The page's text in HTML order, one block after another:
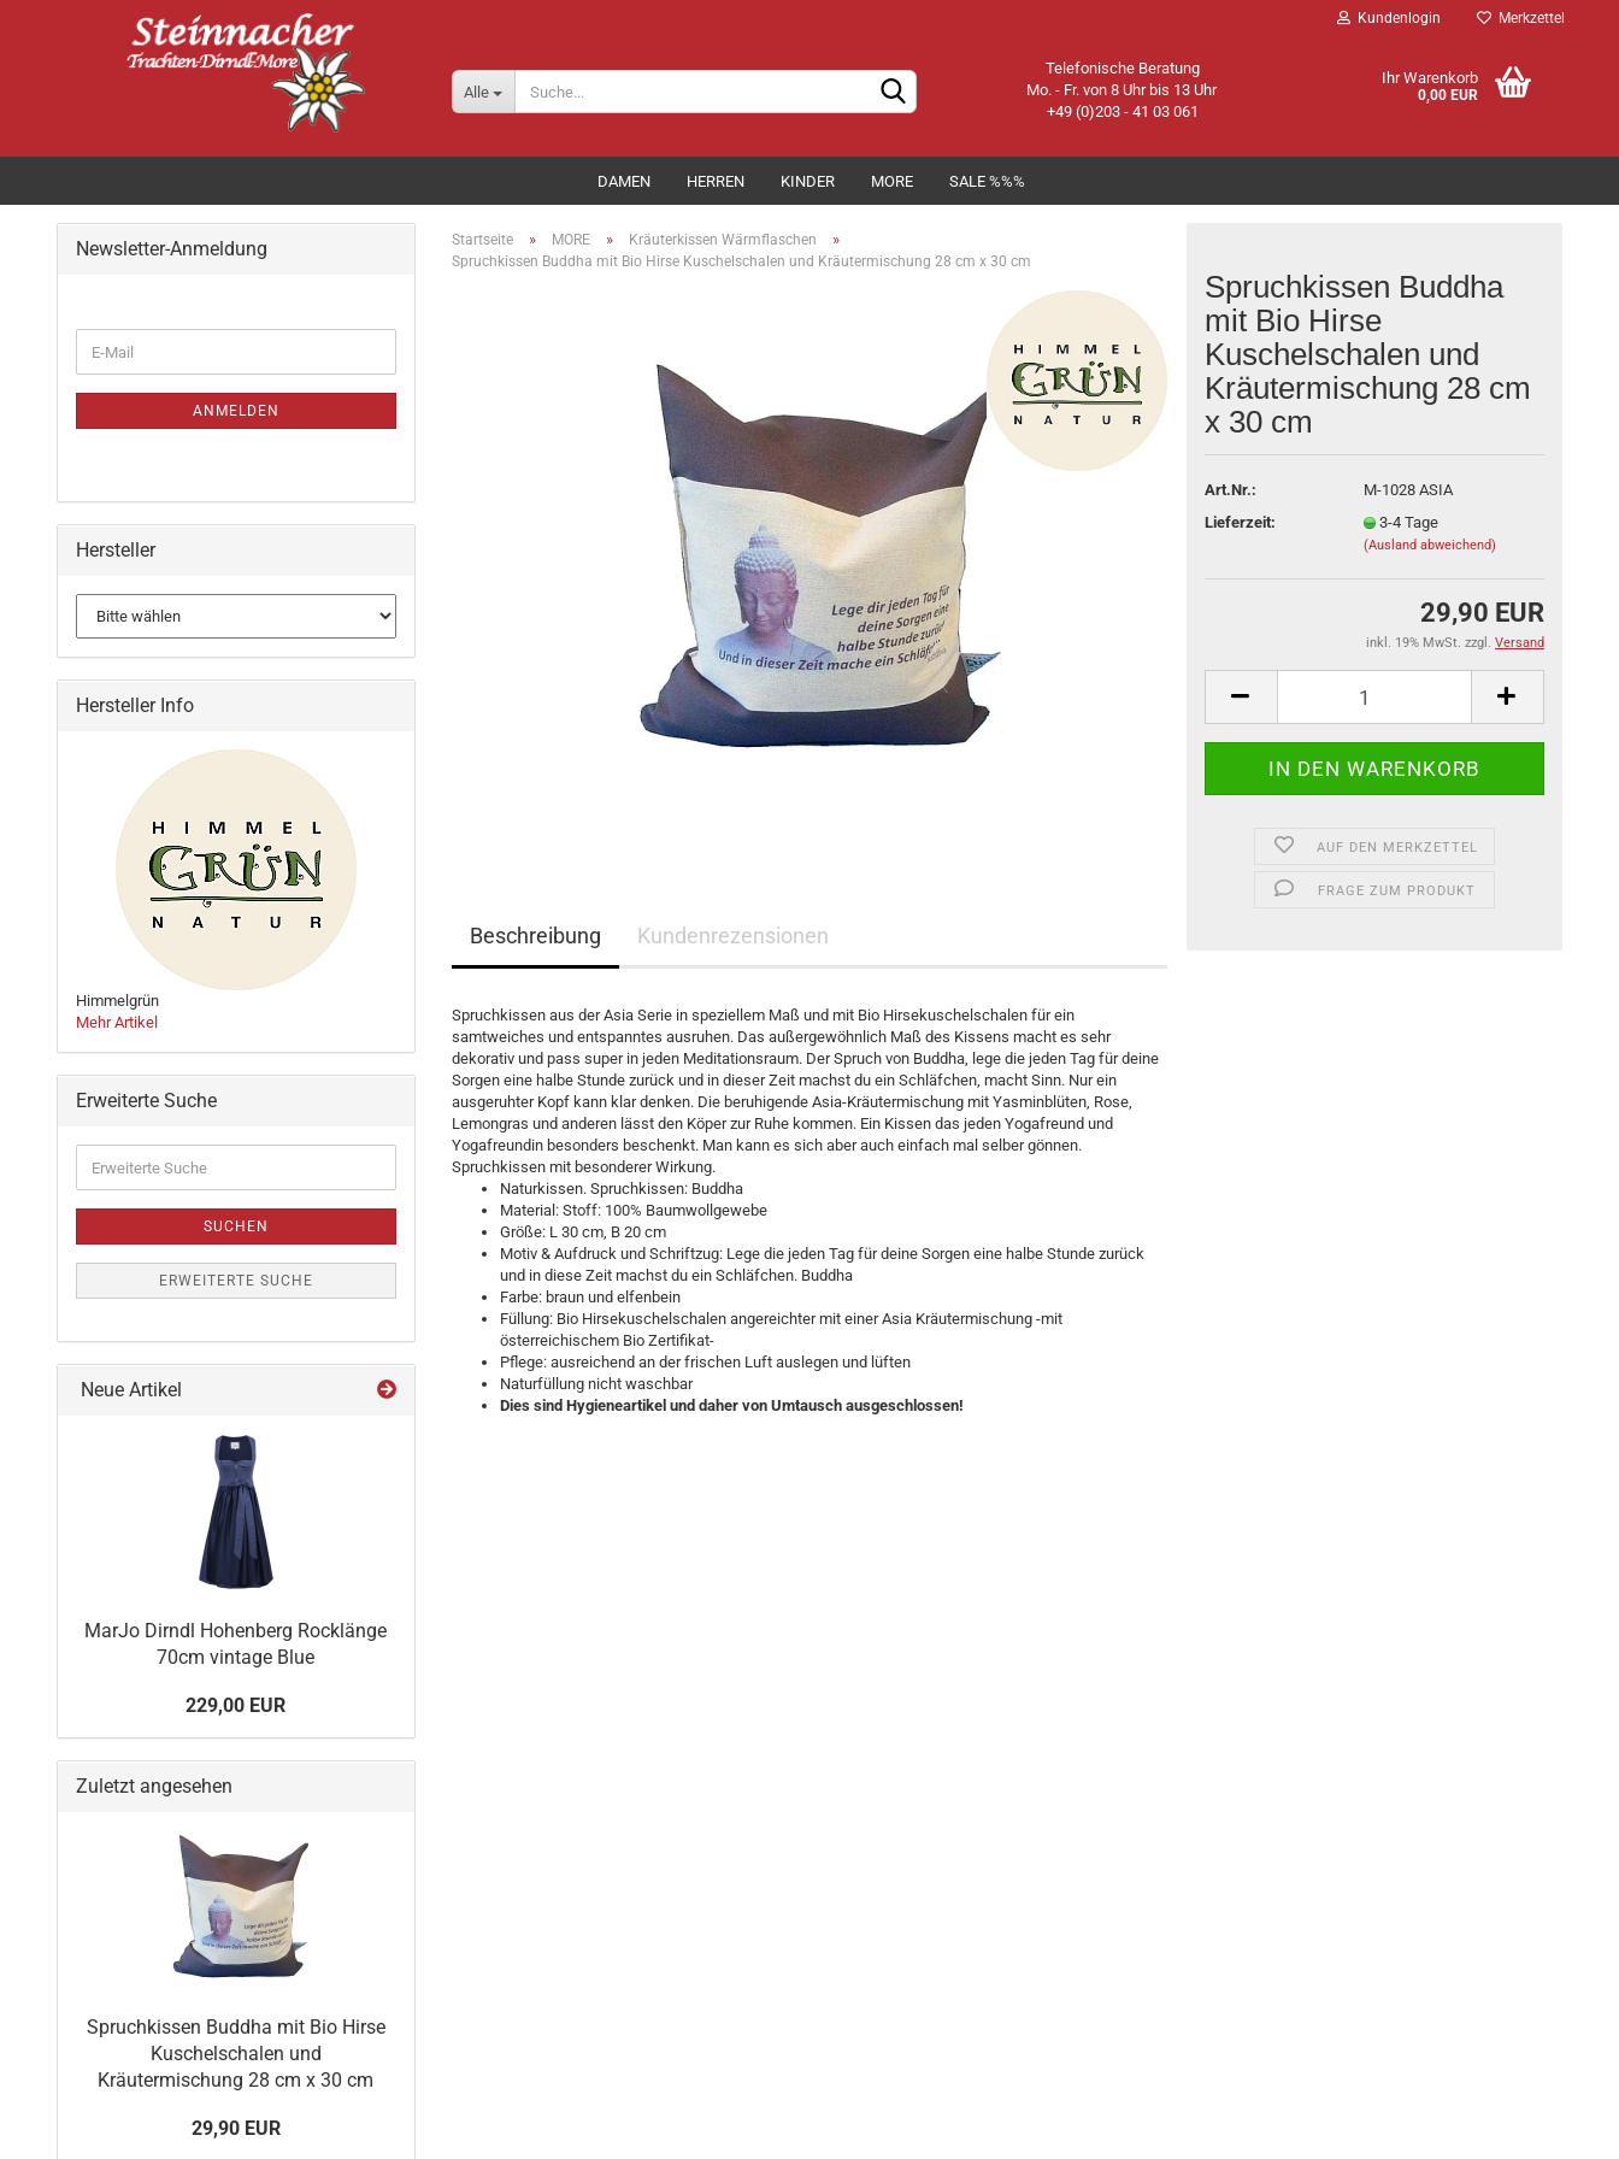
Kundenlogin
Konto erstellen
Passwort vergessen?
Merkzettel
Alle
Telefonische Beratung
Mo. - Fr. von 8 Uhr bis 13 Uhr
+49 (0)203 - 41 03 061
Ihr Warenkorb
0,00 EUR
DAMEN HERREN KINDER MORE SALE %%%
Startseite » MORE » Kräuterkissen Wärmflaschen »
Spruchkissen Buddha mit Bio Hirse Kuschelschalen und Kräutermischung 28 cm x 30 cm
Spruchkissen Buddha
mit Bio Hirse
Kuschelschalen und
Kräutermischung 28 cm
x 30 cm
Art.Nr.:
M-1028 ASIA
Lieferzeit:
3-4 Tage
(Ausland abweichend)
29,90 EUR
inkl. 19% MwSt. zzgl. Versand
AUF DEN MERKZETTEL
FRAGE ZUM PRODUKT
Beschreibung Kundenrezensionen
Spruchkissen aus der Asia Serie in speziellem Maß und mit Bio Hirsekuschelschalen für ein
samtweiches und entspanntes ausruhen. Das außergewöhnlich Maß des Kissens macht es sehr
dekorativ und pass super in jeden Meditationsraum. Der Spruch von Buddha, lege die jeden Tag für deine
Sorgen eine halbe Stunde zurück und in dieser Zeit machst du ein Schläfchen, macht Sinn. Nur ein
ausgeruhter Kopf kann klar denken. Die beruhigende Asia-Kräutermischung mit Yasminblüten, Rose,
Lemongras und anderen lässt den Köper zur Ruhe kommen. Ein Kissen das jeden Yogafreund und
Yogafreundin besonders beschenkt. Man kann es sich aber auch einfach mal selber gönnen.
Spruchkissen mit besonderer Wirkung.
Naturkissen. Spruchkissen: Buddha
Material: Stoff: 100% Baumwollgewebe
Größe: L 30 cm, B 20 cm
Motiv & Aufdruck und Schriftzug: Lege die jeden Tag für deine Sorgen eine halbe Stunde zurück
und in diese Zeit machst du ein Schläfchen. Buddha
Farbe: braun und elfenbein
Füllung: Bio Hirsekuschelschalen angereichter mit einer Asia Kräutermischung -mit
österreichischem Bio Zertifikat-
Pflege: ausreichend an der frischen Luft auslegen und lüften
Naturfüllung nicht waschbar
Dies sind Hygieneartikel und daher von Umtausch ausgeschlossen!
Newsletter-Anmeldung
ANMELDEN
Hersteller
Hersteller Info
Himmelgrün
Mehr Artikel
Erweiterte Suche
SUCHEN
ERWEITERTE SUCHE
Neue Artikel
MarJo Dirndl Hohenberg Rocklänge
70cm vintage Blue
229,00 EUR
Zuletzt angesehen
Spruchkissen Buddha mit Bio Hirse
Kuschelschalen und
Kräutermischung 28 cm x 30 cm
29,90 EUR